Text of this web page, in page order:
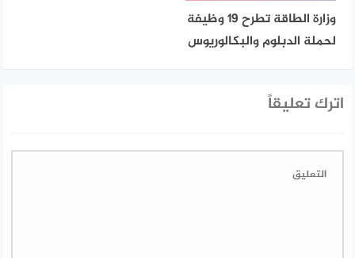
وزارة الطاقة تطرح 19 وظيفة
لحملة الدبلوم والبكالوريوس
اترك تعليقاً